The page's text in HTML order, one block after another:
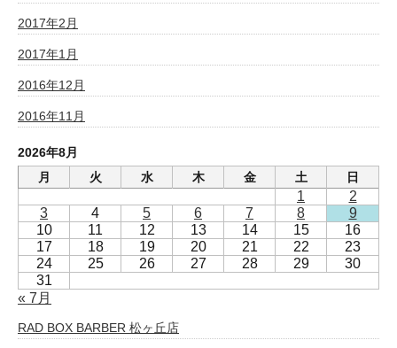
2017年2月
2017年1月
2016年12月
2016年11月
2026年8月
月
火 水 木 金 土 日
1
2
3
4 5 6 7 8
9
10
11 12 13 14 15
16
17
18 19 20 21 22
23
24
25 26 27 28 29
30
31
« 7月
RAD BOX BARBER 松ヶ丘店